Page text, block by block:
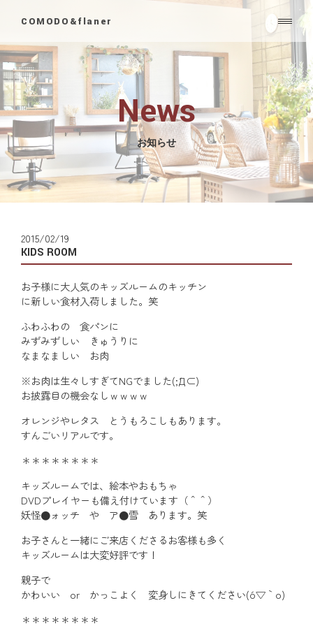
COMODO&flaner
News
お知らせ
2015/02/19
KIDS ROOM
お子様に大人気のキッズルームのキッチン
に新しい食材入荷しました。笑
ふわふわの 食パンに
みずみずしい きゅうりに
なまなましい お肉
※お肉は生々しすぎてNGでました(;´Д⊂)
お披露目の機会なしｗｗｗｗ
オレンジやレタス とうもろこしもあります。
すんごいリアルです。
＊＊＊＊＊＊＊＊
キッズルームでは、絵本やおもちゃ
DVDプレイヤーも備え付けています（＾＾）
妖怪●ォッチ や ア●雪 あります。笑
お子さんと一緒にご来店くださるお客様も多く
キッズルームは大変好評です！
親子で
かわいい or かっこよく 変身しにきてください(o´▽｀o)
＊＊＊＊＊＊＊＊